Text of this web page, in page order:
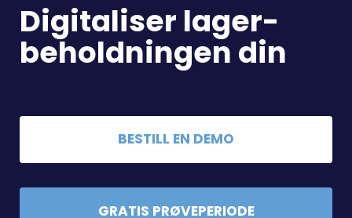
Digitaliser lager-
beholdningen din
BESTILL EN DEMO
GRATIS PRØVEPERIODE